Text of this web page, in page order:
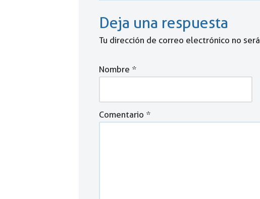
Deja una respuesta
Tu dirección de correo electrónico no
Nombre *
Comentario *